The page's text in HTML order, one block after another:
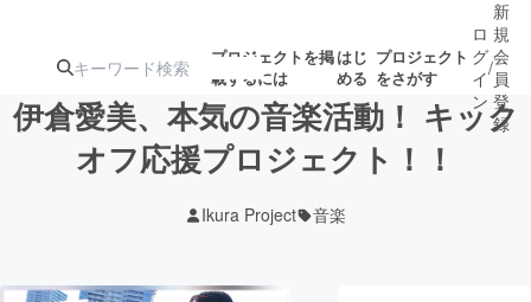
プロジェクトを掲
載するには
はじ
める
プロジェクト
をさがす
ジェクト
募集終了が近いプ
ロジェクト
ロ
グ
イ
ン
/
新
規
会
員
登
録
伊倉愛美、本気の音楽活動！ キック
オフ応援プロジェクト！！
Ikura Project 音楽